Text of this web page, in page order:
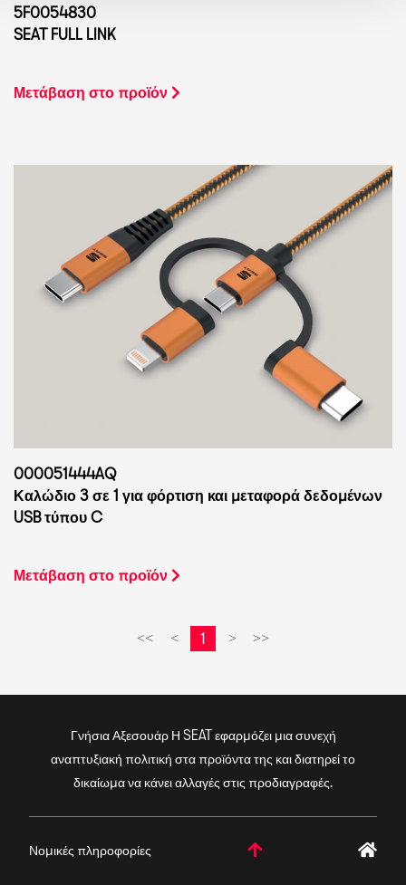
5F0054830
SEAT FULL LINK
Μετάβαση στο προϊόν
000051444AQ
Καλώδιο 3 σε 1 για φόρτιση και μεταφορά δεδομένων
USB τύπου C
Μετάβαση στο προϊόν
<< < 1 > >>
Γνήσια Αξεσουάρ Η SEAT εφαρμόζει μια συνεχή
αναπτυξιακή πολιτική στα προϊόντα της και διατηρεί το
δικαίωμα να κάνει αλλαγές στις προδιαγραφές.
Νομικές πληροφορίες